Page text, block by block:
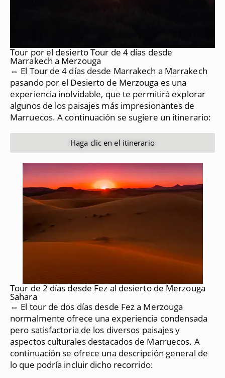
Tour por el desierto Tour de 4 días desde
Marrakech a Merzouga
⇔ El Tour de 4 días desde Marrakech a Marrakech
pasando por el Desierto de Merzouga es una
experiencia inolvidable, que te permitirá explorar
algunos de los paisajes más impresionantes de
Marruecos. A continuación se sugiere un itinerario:
Haga clic en el itinerario
Tour de 2 días desde Fez al desierto de Merzouga
Sahara
⇔ El tour de dos días desde Fez a Merzouga
normalmente ofrece una experiencia condensada
pero satisfactoria de los diversos paisajes y
aspectos culturales destacados de Marruecos. A
continuación se ofrece una descripción general de
lo que podría incluir dicho recorrido: